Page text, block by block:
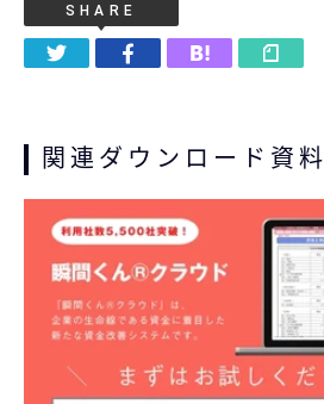
SHARE
関連ダウンロード資料